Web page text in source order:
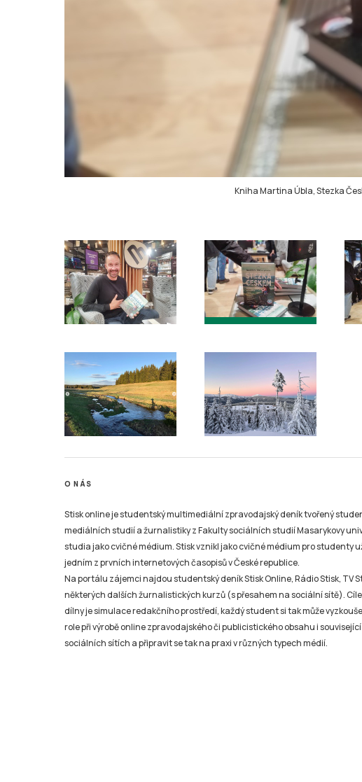
Kniha Martina Úbla, Stezka
O NÁS
Stisk online je studentský multimediální zpravodajský deník tvořený
mediálních studií a žurnalistiky z Fakulty sociálních studií Masarykovy
studia jako cvičné médium. Stisk vznikl jako cvičné médium pro studenty
jedním z prvních internetových časopisů v České republice.
Na portálu zájemci najdou studentský deník Stisk Online, Rádio Stisk, TV
některých dalších žurnalistických kurzů (s přesahem na sociální sítě).
dílny je simulace redakčního prostředí, každý student si tak může
role při výrobě online zpravodajského či publicistického obsahu i
sociálních sítích a připravit se tak na praxi v různých typech médií.